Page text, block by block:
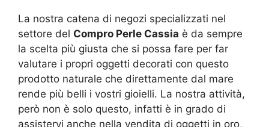
La nostra catena di negozi specializzati nel
settore del Compro Perle Cassia è da sempre
la scelta più giusta che si possa fare per far
valutare i propri oggetti decorati con questo
prodotto naturale che direttamente dal mare
rende più belli i vostri gioielli. La nostra attività,
però non è solo questo, infatti è in grado di
assistervi anche nella vendita di oggetti in oro,